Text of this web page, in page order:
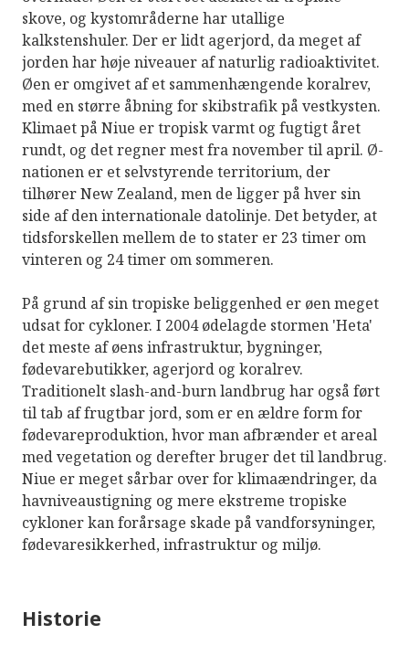
skove, og kystområderne har utallige
kalkstenshuler. Der er lidt agerjord, da meget af
jorden har høje niveauer af naturlig radioaktivitet.
Øen er omgivet af et sammenhængende koralrev,
med en større åbning for skibstrafik på vestkysten.
Klimaet på Niue er tropisk varmt og fugtigt året
rundt, og det regner mest fra november til april. Ø-
nationen er et selvstyrende territorium, der
tilhører New Zealand, men de ligger på hver sin
side af den internationale datolinje. Det betyder, at
tidsforskellen mellem de to stater er 23 timer om
vinteren og 24 timer om sommeren.
På grund af sin tropiske beliggenhed er øen meget
udsat for cykloner. I 2004 ødelagde stormen 'Heta'
det meste af øens infrastruktur, bygninger,
fødevarebutikker, agerjord og koralrev.
Traditionelt slash-and-burn landbrug har også ført
til tab af frugtbar jord, som er en ældre form for
fødevareproduktion, hvor man afbrænder et areal
med vegetation og derefter bruger det til landbrug.
Niue er meget sårbar over for klimaændringer, da
havniveaustigning og mere ekstreme tropiske
cykloner kan forårsage skade på vandforsyninger,
fødevaresikkerhed, infrastruktur og miljø.
Historie